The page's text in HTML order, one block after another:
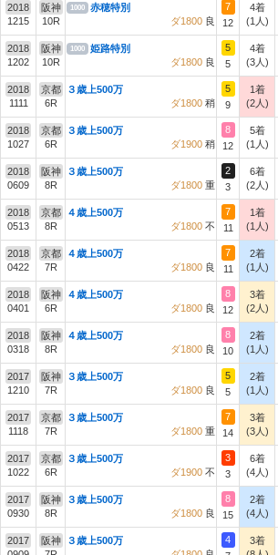
2018
1215
阪神
10R
1000
赤穂特別
ダ1800 良
7
12
4着
(1人)
2018
1202
阪神
10R
1000
姫路特別
ダ1800 良
5
5
4着
(3人)
2018
1111
京都
6R
３歳上500万
ダ1800 稍
5
9
1着
(2人)
2018
1027
京都
6R
３歳上500万
ダ1900 稍
8
12
5着
(1人)
2018
0609
阪神
8R
３歳上500万
ダ1800 重
2
3
6着
(2人)
2018
0513
京都
8R
４歳上500万
ダ1800 不
7
11
1着
(1人)
2018
0422
京都
7R
４歳上500万
ダ1800 良
7
11
2着
(1人)
2018
0401
阪神
6R
４歳上500万
ダ1800 良
8
12
3着
(2人)
2018
0318
阪神
8R
４歳上500万
ダ1800 良
8
10
2着
(1人)
2017
1210
阪神
7R
３歳上500万
ダ1800 良
5
5
2着
(1人)
2017
1118
京都
7R
３歳上500万
ダ1800 重
7
14
3着
(3人)
2017
1022
京都
6R
３歳上500万
ダ1900 不
3
3
6着
(4人)
2017
0930
阪神
8R
３歳上500万
ダ1800 良
8
15
2着
(4人)
2017
阪神
３歳上500万
4
3着